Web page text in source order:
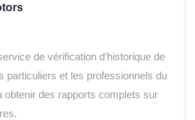
de vérification d’historique de
particuliers et les professionnels du
obtenir des rapports complets sur